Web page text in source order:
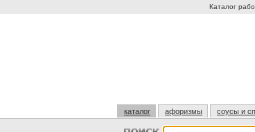
Каталог
каталог афоризмы соусы и